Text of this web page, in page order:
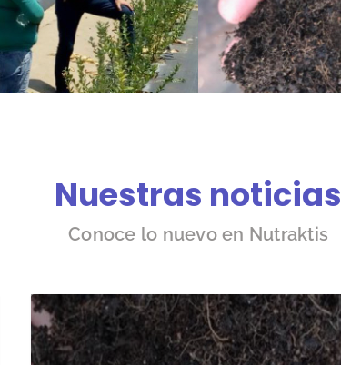
Nuestras noticias
Conoce lo nuevo en Nutraktis